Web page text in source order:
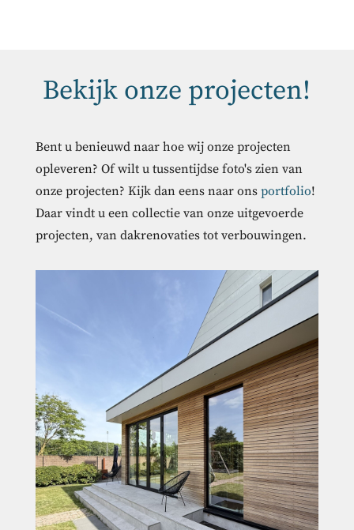
Bekijk onze projecten!
Bent u benieuwd naar hoe wij onze projecten
opleveren? Of wilt u tussentijdse foto's zien van
onze projecten? Kijk dan eens naar ons portfolio!
Daar vindt u een collectie van onze uitgevoerde
projecten, van dakrenovaties tot verbouwingen.